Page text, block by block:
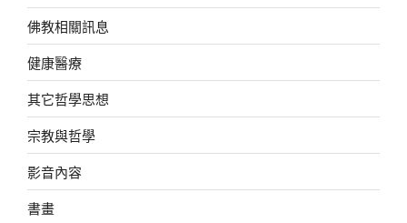
佛教相關訊息
健康醫療
其它哲學思想
宗教與哲學
影音內容
書畫